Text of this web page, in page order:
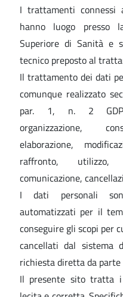
I trattamenti
hanno luogo presso
Superiore di Sanità e
tecnico preposto al
Il trattamento dei dati
comunque realizzato
par. 1, n. 2
organizzazione,
elaborazione,
raffronto, utilizzo,
comunicazione,
I dati personali
automatizzati per il
conseguire gli scopi per
cancellati dal sistema
richiesta diretta da parte
Il presente sito tratta